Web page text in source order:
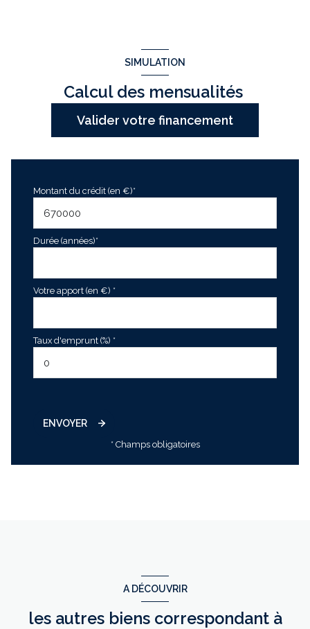
SIMULATION
Calcul des mensualités
Valider votre financement
Montant du crédit (en €)*
Durée (années)*
Votre apport (en €) *
Taux d'emprunt (%) *
ENVOYER
* Champs obligatoires
A DÉCOUVRIR
les autres biens correspondant à